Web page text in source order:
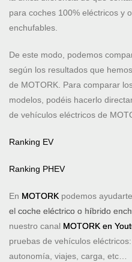
para coches 100% eléctricos y
enchufables.
De este modo, podemos
según los resultados que
de MOTORK. Para comparar
modelos, podéis hacerlo
de vehículos eléctricos de
Ranking EV
Ranking PHEV
En MOTORK podemos
el coche eléctrico o híbrido
nuestro canal MOTORK en
pruebas de vehículos
autonomía, viajes, carga, etc…